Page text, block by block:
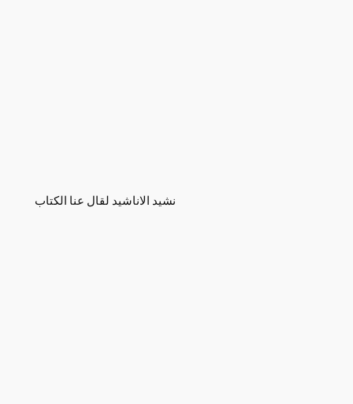
نشيد الاناشيد لقال عنا الكتاب